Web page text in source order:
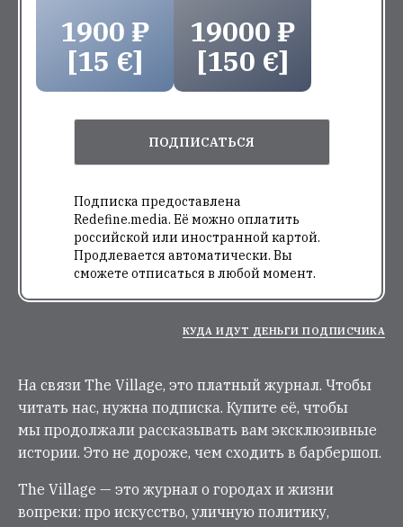
1900 ₽
[15 €]
19000 ₽
[150 €]
ПОДПИСАТЬСЯ
Подписка предоставлена
Redefine.media. Её можно оплатить
российской или иностранной картой.
Продлевается автоматически. Вы
сможете отписаться в любой момент.
КУДА ИДУТ ДЕНЬГИ ПОДПИСЧИКА
На связи The Village, это платный журнал. Чтобы
читать нас, нужна подписка. Купите её, чтобы
мы продолжали рассказывать вам эксклюзивные
истории. Это не дороже, чем сходить в барбершоп.
The Village — это журнал о городах и жизни
вопреки: про искусство, уличную политику,